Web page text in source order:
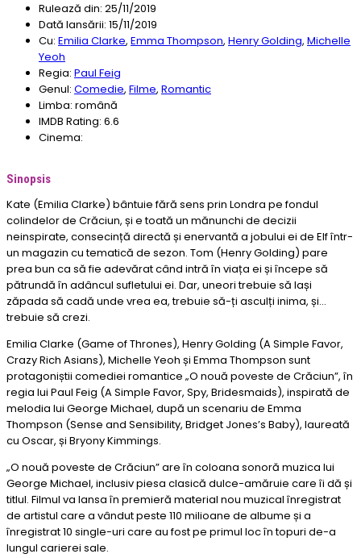
Rulează din: 25/11/2019
Dată lansării: 15/11/2019
Cu: Emilia Clarke, Emma Thompson, Henry Golding, Michelle
Yeoh
Regia: Paul Feig
Genul: Comedie, Filme, Romantic
Limba: română
IMDB Rating: 6.6
Cinema:
Sinopsis
Kate (Emilia Clarke) bântuie fără sens prin Londra pe fondul
colindelor de Crăciun, și e toată un mănunchi de decizii
neinspirate, consecință directă și enervantă a jobului ei de Elf într-
un magazin cu tematică de sezon. Tom (Henry Golding) pare
prea bun ca să fie adevărat când intră în viața ei și începe să
pătrundă în adâncul sufletului ei. Dar, uneori trebuie să lași
zăpada să cadă unde vrea ea, trebuie să-ți asculți inima, și…
trebuie să crezi.
Emilia Clarke (Game of Thrones), Henry Golding (A Simple Favor,
Crazy Rich Asians), Michelle Yeoh și Emma Thompson sunt
protagoniștii comediei romantice „O nouă poveste de Crăciun”, în
regia lui Paul Feig (A Simple Favor, Spy, Bridesmaids), inspirată de
melodia lui George Michael, după un scenariu de Emma
Thompson (Sense and Sensibility, Bridget Jones’s Baby), laureată
cu Oscar, și Bryony Kimmings.
„O nouă poveste de Crăciun” are în coloana sonoră muzica lui
George Michael, inclusiv piesa clasică dulce-amăruie care îi dă și
titlul. Filmul va lansa în premieră material nou muzical înregistrat
de artistul care a vândut peste 110 milioane de albume și a
înregistrat 10 single-uri care au fost pe primul loc în topuri de-a
lungul carierei sale.